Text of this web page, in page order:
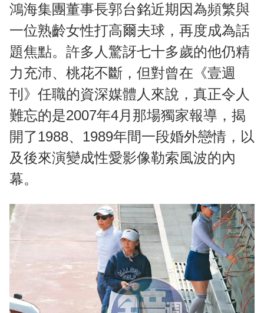
M
u
t
e
鴻海集團董事長郭台銘近期因為頻繁與
一位熟齡女性打高爾夫球，再度成為話
題焦點。許多人驚訝七十多歲的他仍精
力充沛、桃花不斷，但對曾在《壹週
刊》任職的資深媒體人來說，真正令人
難忘的是2007年4月那場獨家報導，揭
開了1988、1989年間一段婚外戀情，以
及後來演變成性愛影像勒索風波的內
幕。